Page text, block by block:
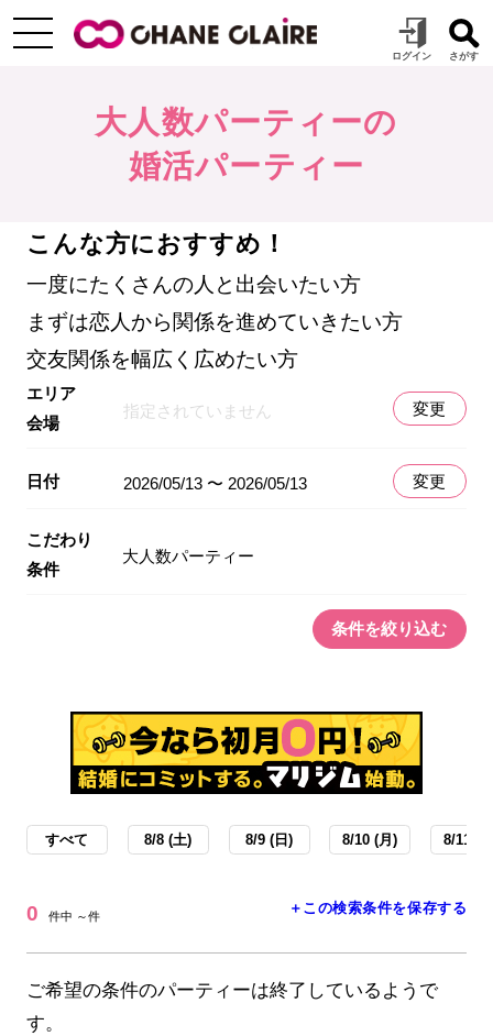
大人数パーティーの
婚活パーティー
こんな方におすすめ！
一度にたくさんの人と出会いたい方
まずは恋人から関係を進めていきたい方
交友関係を幅広く広めたい方
エリア
会場
指定されていません 変更
日付 2026/05/13 〜 2026/05/13 変更
こだわり
条件
大人数パーティー
条件を絞り込む
すべて 8/8 (土) 8/9 (日) 8/10 (月) 8/11 (
0 件中 ～件 ＋この検索条件を保存する
ご希望の条件のパーティーは終了しているようで
す。